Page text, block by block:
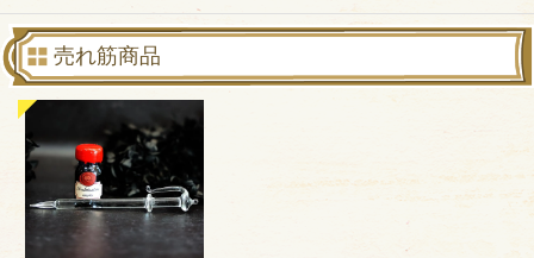
売れ筋商品